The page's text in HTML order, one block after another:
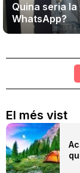
Quina seria
WhatsApp?
El més vist